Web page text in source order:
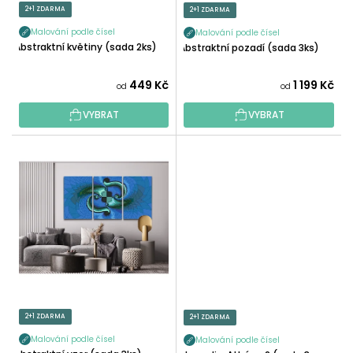
ŮU
K
T
2+1 ZDARMA
Malování podle čísel
Abstraktní květiny (sada 2ks)
od 449 Kč
VYBRAT
2+1 ZDARMA
Malování podle čísel
Abstraktní pozadí (sada 3ks)
od 1 199 Kč
VYBRAT
2+1 ZDARMA
Malování podle čísel
2+1 ZDARMA
Malování podle čísel